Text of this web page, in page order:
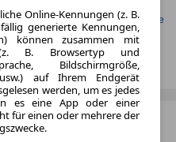
Gefunden auf LeasingMarkt.de
Online-Kennungen (z. B.
generierte Kennungen,
können zusammen mit
B. Browsertyp und
Bildschirmgröße,
auf Ihrem Endgerät
werden, um es jedes
es eine App oder einer
für einen oder mehrere der